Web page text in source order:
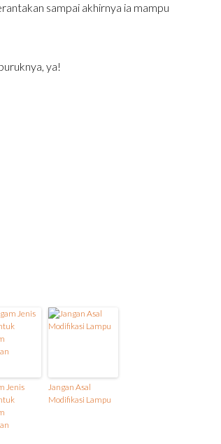
sampai akhirnya ia mampu
ya!
Jenis
Jangan Asal
Modifikasi Lampu